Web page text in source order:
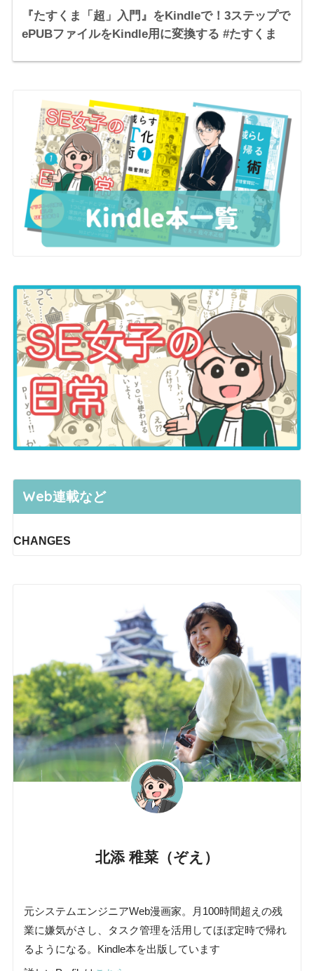
『たすくま「超」入門』をKindleで！3ステップで
ePUBファイルをKindle用に変換する #たすくま
Web連載など
CHANGES
北添 稚菜（ぞえ）
元システムエンジニアWeb漫画家。月100時間超えの残
業に嫌気がさし、タスク管理を活用してほぼ定時で帰れ
るようになる。Kindle本を出版しています